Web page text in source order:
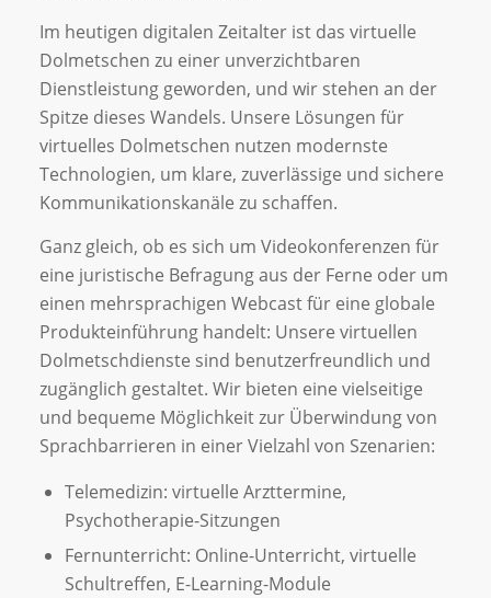
Im heutigen digitalen Zeitalter ist das virtuelle
Dolmetschen zu einer unverzichtbaren
Dienstleistung geworden, und wir stehen an der
Spitze dieses Wandels. Unsere Lösungen für
virtuelles Dolmetschen nutzen modernste
Technologien, um klare, zuverlässige und sichere
Kommunikationskanäle zu schaffen.
Ganz gleich, ob es sich um Videokonferenzen für
eine juristische Befragung aus der Ferne oder um
einen mehrsprachigen Webcast für eine globale
Produkteinführung handelt: Unsere virtuellen
Dolmetschdienste sind benutzerfreundlich und
zugänglich gestaltet. Wir bieten eine vielseitige
und bequeme Möglichkeit zur Überwindung von
Sprachbarrieren in einer Vielzahl von Szenarien:
Telemedizin: virtuelle Arzttermine,
Psychotherapie-Sitzungen
Fernunterricht: Online-Unterricht, virtuelle
Schultreffen, E-Learning-Module